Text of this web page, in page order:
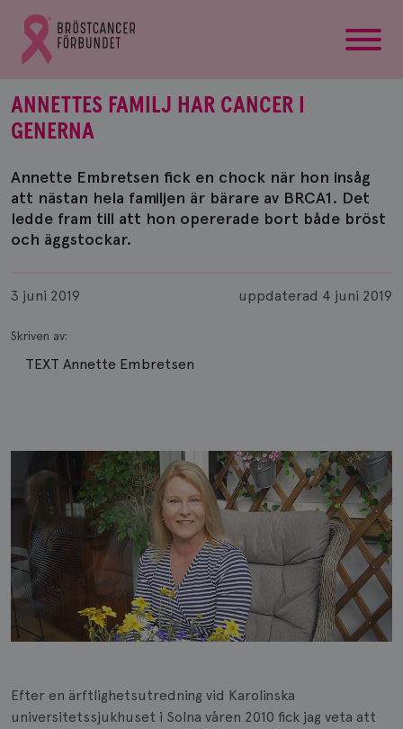
Gå
till
Bröstcancerförbundets
ANNETTES FAMILJ HAR CANCER I
GENERNA
Annette Embretsen fick en chock när hon insåg
att nästan hela familjen är bärare av BRCA1. Det
ledde fram till att hon opererade bort både bröst
och äggstockar.
Publicerad
3 juni 2019 uppdaterad 4 juni 2019
Skriven av:
TEXT Annette Embretsen
Efter en ärftlighetsutredning vid Karolinska
universitetssjukhuset i Solna våren 2010 fick jag veta att